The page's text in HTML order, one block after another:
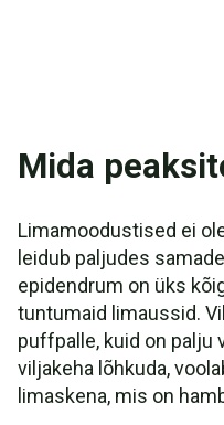
Mida
Limamoodustised ei
leidub paljudes
epidendrum on üks
tuntumaid limaussid.
puffpalle, kuid on palju
viljakeha lõhkuda,
limaskena, mis on